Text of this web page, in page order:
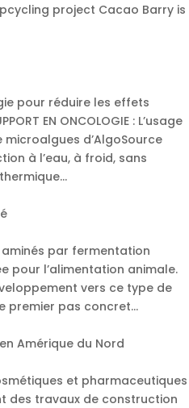
project Cacao Barry is
pour réduire les effets
EN ONCOLOGIE : L’usage
d’AlgoSource
à l’eau, à froid, sans
par fermentation
pour l’alimentation animale.
vers ce type de
premier pas concret…
Amérique du Nord
et pharmaceutiques
des travaux de construction